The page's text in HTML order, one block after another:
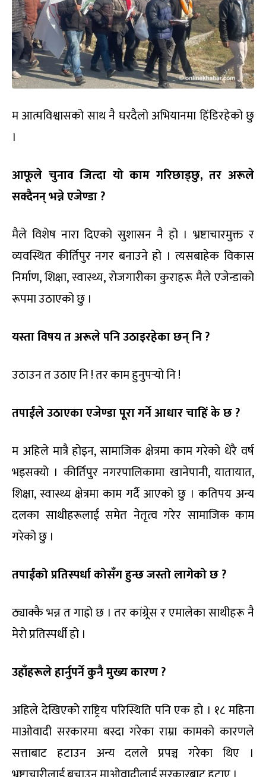
म आत्मविश्वासको साथ नै घरदैलो अभियानमा हिंडिरहेको छु
।
आफूले चुनाव जित्दा यो काम गरिछाड्छु, तर अरूले
सक्दैनन् भन्ने एजेण्डा ?
मैले विशेष नारा दिएको सुशासन नै हो । भ्रष्टाचारमुक्त र
व्यवस्थित कीर्तिपुर नगर बनाउने हो । त्यसबाहेक विकास
निर्माण, शिक्षा, स्वास्थ्य, रोजगारीका कुराहरू मैले एजेन्डाको
रूपमा उठाएको छु ।
यस्ता विषय त अरूले पनि उठाइरहेका छन् नि ?
उठाउन त उठाए नि ! तर काम हुनुपर्‍यो नि !
तपाईंले उठाएका एजेण्डा पूरा गर्ने आधार चाहिं के छ ?
म अहिले मात्रै होइन, सामाजिक क्षेत्रमा काम गरेको धेरै वर्ष
भइसक्यो । कीर्तिपुर नगरपालिकामा खानेपानी, यातायात,
शिक्षा, स्वास्थ्य क्षेत्रमा काम गर्दै आएको छु । कतिपय अन्य
दलका साथीहरूलाई समेत नेतृत्व गरेर सामाजिक काम
गरेको छु ।
तपाईंको प्रतिस्पर्धा कोसँग हुन्छ जस्तो लागेको छ ?
ठ्याक्कै भन्न त गाह्रो छ । तर कांग्र्र्रेस र एमालेका साथीहरू नै
मेरो प्रतिस्पर्धी हो ।
उहाँहरूले हार्नुपर्ने कुनै मुख्य कारण ?
अहिले देखिएको राष्ट्रिय परिस्थिति पनि एक हो । १८ महिना
माओवादी सरकारमा बस्दा गरेका राम्रा कामको कारणले
सत्ताबाट हटाउन अन्य दलले प्रपञ्च गरेका थिए ।